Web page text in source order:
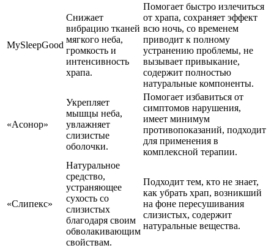
MySleepGood
Снижает
вибрацию тканей
мягкого неба,
громкость и
интенсивность
храпа.
Помогает быстро излечиться
от храпа, сохраняет эффект
всю ночь, со временем
приводит к полному
устранению проблемы, не
вызывает привыкание,
содержит полностью
натуральные компоненты.
«Асонор»
Укрепляет
мышцы неба,
увлажняет
слизистые
оболочки.
Помогает избавиться от
симптомов нарушения,
имеет минимум
противопоказаний, подходит
для применения в
комплексной терапии.
«Слипекс»
Натуральное
средство,
устраняющее
сухость со
слизистых
благодаря своим
обволакивающим
свойствам.
Подходит тем, кто не знает,
как убрать храп, возникший
на фоне пересушивания
слизистых, содержит
натуральные вещества.